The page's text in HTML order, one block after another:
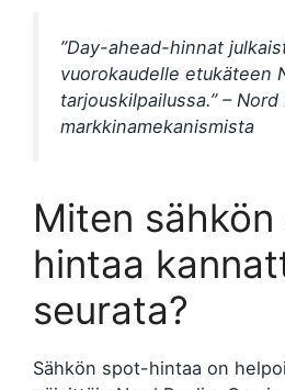
”Day-ahead-hinnat
vuorokaudelle etukäteen
tarjouskilpailussa.” –
markkinamekanismista
Miten
hintaa
seurata?
Sähkön spot-hintaa on